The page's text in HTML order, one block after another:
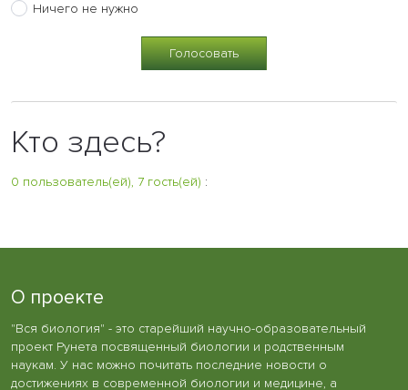
Ничего не нужно
Кто здесь?
0 пользователь(ей), 7 гость(ей) :
О проекте
"Вся биология" - это старейший научно-образовательный
проект Рунета посвященный биологии и родственным
наукам. У нас можно почитать последние новости о
достижениях в современной биологии и медицине, а